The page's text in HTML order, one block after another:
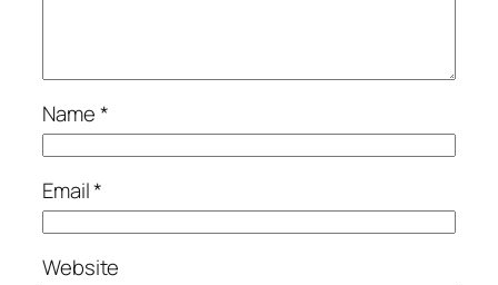
Name*
Email*
Website